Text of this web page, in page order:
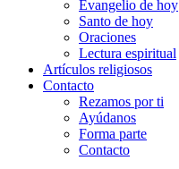
Evangelio de hoy
Santo de hoy
Oraciones
Lectura espiritual
Artículos religiosos
Contacto
Rezamos por ti
Ayúdanos
Forma parte
Contacto